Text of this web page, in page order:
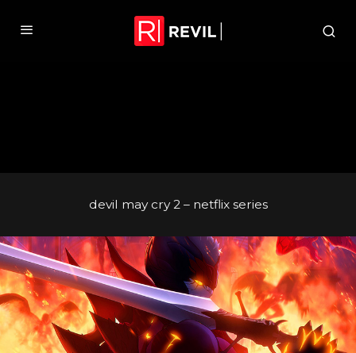
devil may cry 2 – netflix series